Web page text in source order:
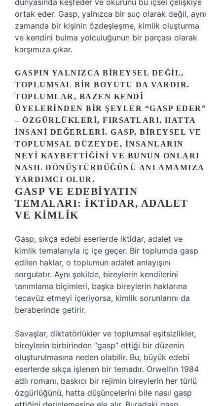
dünyasında keşfeder ve okurunu bu içsel çelişkiye
ortak eder. Gasp, yalnızca bir suç olarak değil, aynı
zamanda bir kişinin özdeşleşme, kimlik oluşturma
ve kendini bulma yolculuğunun bir parçası olarak
karşımıza çıkar.
GASPIN YALNIZCA BIREYSEL DEĞIL,
TOPLUMSAL BIR BOYUTU DA VARDIR.
TOPLUMLAR, BAZEN KENDI
ÜYELERINDEN BIR ŞEYLER “GASP EDER”
– ÖZGÜRLÜKLERI, FIRSATLARI, HATTA
INSANI DEĞERLERI. GASP, BIREYSEL VE
TOPLUMSAL DÜZEYDE, INSANLARIN
NEYI KAYBETTIĞINI VE BUNUN ONLARI
NASIL DÖNÜŞTÜRDÜĞÜNÜ ANLAMAMIZA
YARDIMCI OLUR.
GASP VE EDEBIYATIN
TEMALARI: İKTIDAR, ADALET
VE KIMLIK
Gasp, sıkça edebi eserlerde iktidar, adalet ve
kimlik temalarıyla iç içe geçer. Bir toplumda gasp
edilen haklar, o toplumun adalet anlayışını
sorgulatır. Aynı şekilde, bireylerin kendilerini
tanımlama biçimleri, başka bireylerin haklarına
tecavüz etmeyi içeriyorsa, kimlik sorunlarını da
beraberinde getirir.
Savaşlar, diktatörlükler ve toplumsal eşitsizlikler,
bireylerin birbirinden “gasp” ettiği bir düzenin
oluşturulmasına neden olabilir. Bu, büyük edebi
eserlerde sıkça işlenen bir temadır. Orwell’ın 1984
adlı romanı, baskıcı bir rejimin bireylerin her türlü
özgürlüğünü, hatta düşüncelerini bile nasıl gasp